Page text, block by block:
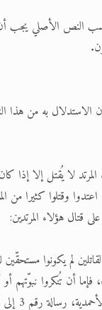
لأقوال
دلالات، حِكم،
الأصلي يجب أن
الاستدلال به من
لا يُقتل إلا إذا
وقتلوا كثيرا من
قتال هؤلاء المرتدين:
لم يكونوا
أن تُنكروا نبوّتهم
رقم 3 إلى القس فتح مسيح)